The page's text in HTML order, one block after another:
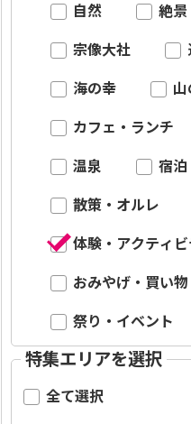
自然 絶景
宗像大社
海の幸 山
カフェ・ランチ
温泉 宿泊
散策・オルレ
体験・アクティビ
おみやげ・買い物
祭り・イベント
特集エリアを選択
全て選択